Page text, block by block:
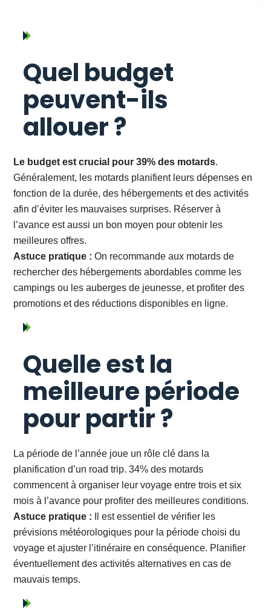
Quel budget
peuvent-ils
allouer ?
Le budget est crucial pour 39% des motards.
Généralement, les motards planifient leurs dépenses en
fonction de la durée, des hébergements et des activités
afin d’éviter les mauvaises surprises. Réserver à
l’avance est aussi un bon moyen pour obtenir les
meilleures offres.
Astuce pratique : On recommande aux motards de
rechercher des hébergements abordables comme les
campings ou les auberges de jeunesse, et profiter des
promotions et des réductions disponibles en ligne.
Quelle est la
meilleure période
pour partir ?
La période de l’année joue un rôle clé dans la
planification d’un road trip. 34% des motards
commencent à organiser leur voyage entre trois et six
mois à l’avance pour profiter des meilleures conditions.
Astuce pratique : Il est essentiel de vérifier les
prévisions météorologiques pour la période choisi du
voyage et ajuster l’itinéraire en conséquence. Planifier
éventuellement des activités alternatives en cas de
mauvais temps.